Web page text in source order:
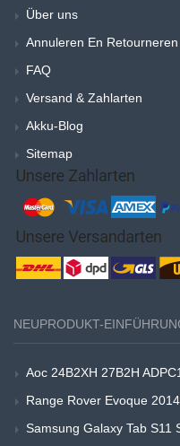
Über uns
Annuleren En Retourneren
FAQ
Versand & Zahlarten
Akku-Blog
Sitemap
NEUPRODUKT-
Aoc 24B2XH 27B2H
Range Rover Evoque
Samsung Galaxy Tab S11